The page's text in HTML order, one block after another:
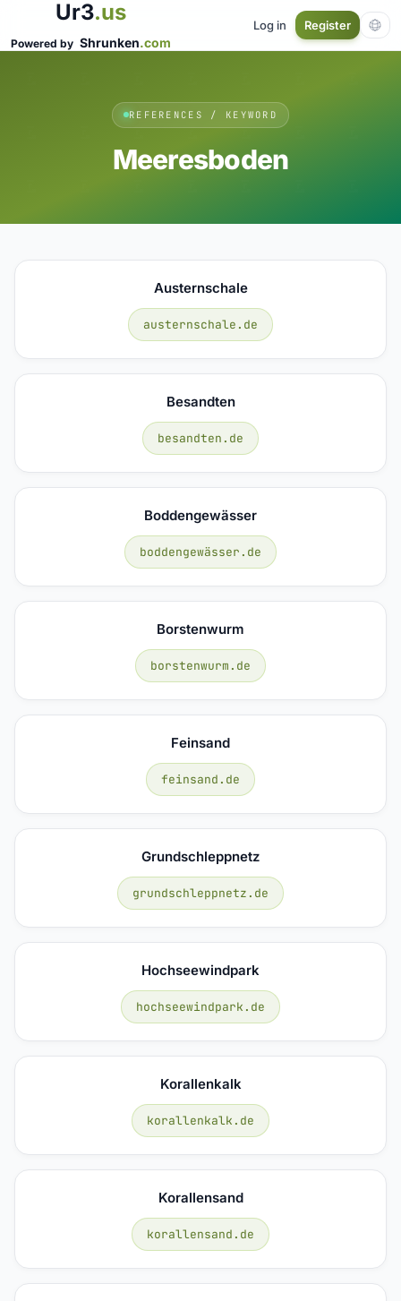
Ur3.us
Powered by Shrunken.com
Log in Register
REFERENCES / KEYWORD
Meeresboden
Austernschale
austernschale.de
Besandten
besandten.de
Boddengewässer
boddengewässer.de
Borstenwurm
borstenwurm.de
Feinsand
feinsand.de
Grundschleppnetz
grundschleppnetz.de
Hochseewindpark
hochseewindpark.de
Korallenkalk
korallenkalk.de
Korallensand
korallensand.de